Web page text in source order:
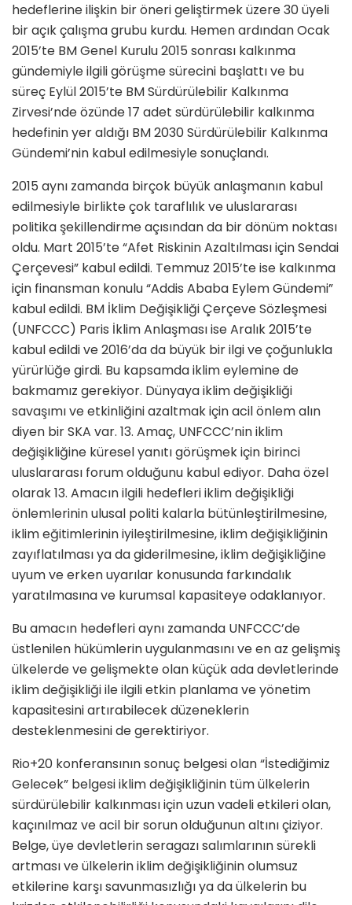
hedeflerine ilişkin bir öneri geliştirmek üzere 30 üyeli
bir açık çalışma grubu kurdu. Hemen ardından Ocak
2015’te BM Genel Kurulu 2015 sonrası kalkınma
gündemiyle ilgili görüşme sürecini başlattı ve bu
süreç Eylül 2015’te BM Sürdürülebilir Kalkınma
Zirvesi’nde özünde 17 adet sürdürülebilir kalkınma
hedefinin yer aldığı BM 2030 Sürdürülebilir Kalkınma
Gündemi’nin kabul edilmesiyle sonuçlandı.
2015 aynı zamanda birçok büyük anlaşmanın kabul
edilmesiyle birlikte çok taraflılık ve uluslararası
politika şekillendirme açısından da bir dönüm noktası
oldu. Mart 2015’te “Afet Riskinin Azaltılması için Sendai
Çerçevesi” kabul edildi. Temmuz 2015’te ise kalkınma
için finansman konulu “Addis Ababa Eylem Gündemi”
kabul edildi. BM İklim Değişikliği Çerçeve Sözleşmesi
(UNFCCC) Paris İklim Anlaşması ise Aralık 2015’te
kabul edildi ve 2016’da da büyük bir ilgi ve çoğunlukla
yürürlüğe girdi. Bu kapsamda iklim eylemine de
bakmamız gerekiyor. Dünyaya iklim değişikliği
savaşımı ve etkinliğini azaltmak için acil önlem alın
diyen bir SKA var. 13. Amaç, UNFCCC’nin iklim
değişikliğine küresel yanıtı görüşmek için birinci
uluslararası forum olduğunu kabul ediyor. Daha özel
olarak 13. Amacın ilgili hedefleri iklim değişikliği
önlemlerinin ulusal politi kalarla bütünleştirilmesine,
iklim eğitimlerinin iyileştirilmesine, iklim değişikliğinin
zayıflatılması ya da giderilmesine, iklim değişikliğine
uyum ve erken uyarılar konusunda farkındalık
yaratılmasına ve kurumsal kapasiteye odaklanıyor.
Bu amacın hedefleri aynı zamanda UNFCCC’de
üstlenilen hükümlerin uygulanmasını ve en az gelişmiş
ülkelerde ve gelişmekte olan küçük ada devletlerinde
iklim değişikliği ile ilgili etkin planlama ve yönetim
kapasitesini artırabilecek düzeneklerin
desteklenmesini de gerektiriyor.
Rio+20 konferansının sonuç belgesi olan “İstediğimiz
Gelecek” belgesi iklim değişikliğinin tüm ülkelerin
sürdürülebilir kalkınması için uzun vadeli etkileri olan,
kaçınılmaz ve acil bir sorun olduğunun altını çiziyor.
Belge, üye devletlerin seragazı salımlarının sürekli
artması ve ülkelerin iklim değişikliğinin olumsuz
etkilerine karşı savunmasızlığı ya da ülkelerin bu